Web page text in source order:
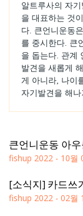
알트루사의 자
을 대표하는 것
다. 큰언니운동
를 중시한다. 큰
을 돕는다. 관계
발견을 새롭게
게 아니라, 나이
자기발견을 해
큰언니운동 아
fishup 2022 - 10월
[소식지] 카드쓰
fishup 2022 - 02월